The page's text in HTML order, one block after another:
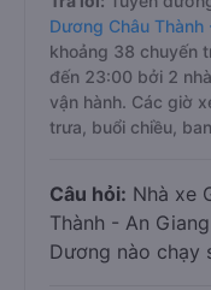
Dương Châu Thành
khoảng 38 chuyến
đến 23:00 bởi 2
vận hành. Các giờ
trưa, buổi chiều,
Câu hỏi: Nhà xe
Thành - An
Dương nào chạy